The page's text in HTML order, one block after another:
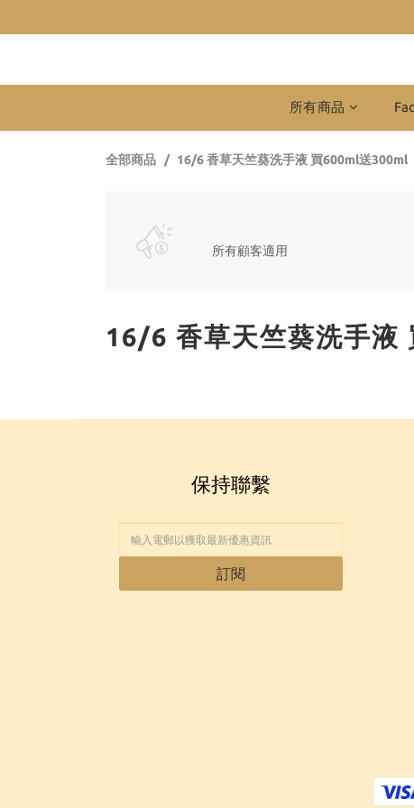
所有商品
全部商品 16/6 香草天竺葵洗手液 買600ml送300ml
所有顧客適用
16/6 香草天竺葵洗手
保持聯繫
訂閱